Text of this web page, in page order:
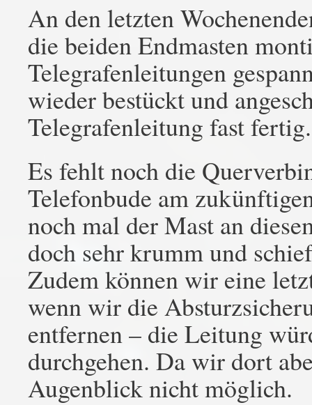
An den letzten
die beiden Endmasten
Telegrafenleitungen
wieder bestückt und
Telegrafenleitung fast fertig.
Es fehlt noch die
Telefonbude am
noch mal der Mast an
doch sehr krumm und
Zudem können wir eine
wenn wir die
entfernen – die Leitung
durchgehen. Da wir dort
Augenblick nicht möglich.